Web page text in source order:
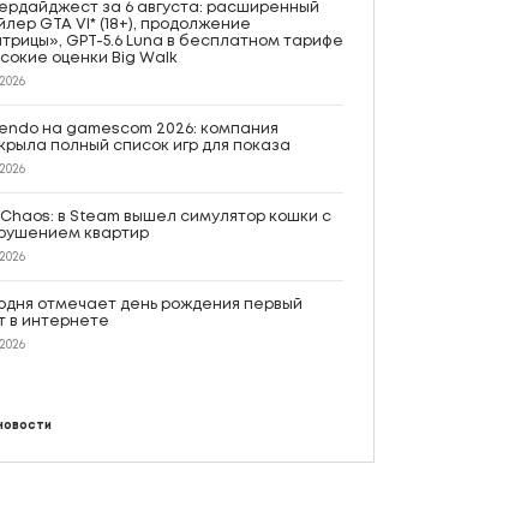
за 6 августа: расширенный
GTA VI* (18+), продолжение
GPT-5.6 Luna в бесплатном тарифе
оценки Big Walk
на gamescom 2026: компания
полный список игр для показа
в Steam вышел симулятор кошки с
квартир
отмечает день рождения первый
в интернете